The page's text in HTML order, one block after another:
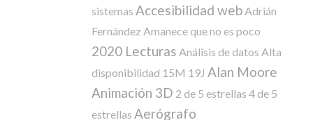
sistemas Accesibilidad webAdrián
Fernández Amanece que no es poco
2020 Lecturas Análisis de datos Alta
disponibilidad 15M 19J Alan Moore
Animación 3D 2 de 5 estrellas 4 de 5
estrellas Aerógrafo